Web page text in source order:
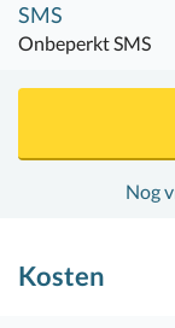
SMS
Onbeperkt SMS
Nog
Kosten